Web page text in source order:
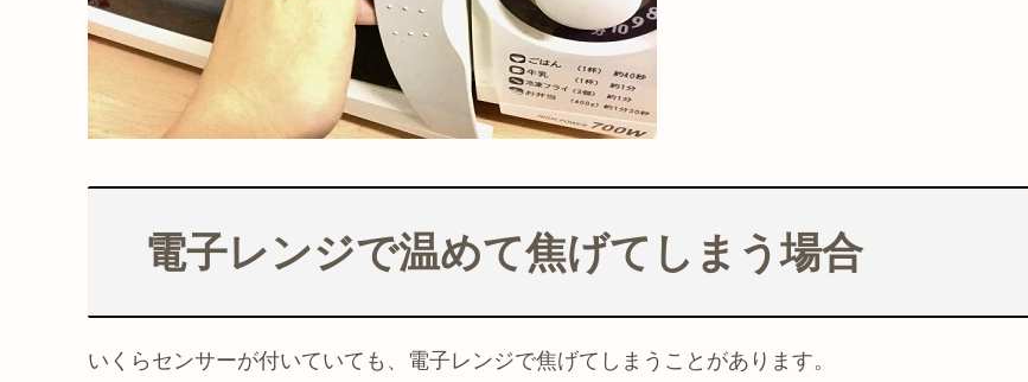
電子レンジで温めて焦げてしまう場合
いくらセンサーが付いていても、電子レンジで焦げてしまうことがあります。